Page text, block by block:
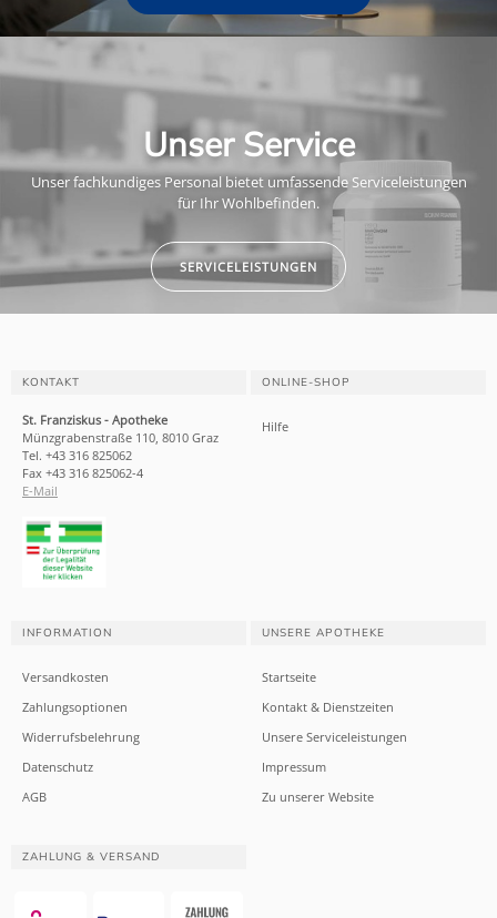
Unser Service
Unser fachkundiges Personal bietet umfassende Serviceleistungen
für Ihr Wohlbefinden.
SERVICELEISTUNGEN
KONTAKT
St. Franziskus - Apotheke
Münzgrabenstraße 110, 8010 Graz
Tel. +43 316 825062
Fax +43 316 825062-4
E-Mail
ONLINE-SHOP
Hilfe
INFORMATION
Versandkosten
Zahlungsoptionen
Widerrufsbelehrung
Datenschutz
AGB
UNSERE APOTHEKE
Startseite
Kontakt & Dienstzeiten
Unsere Serviceleistungen
Impressum
Zu unserer Website
ZAHLUNG & VERSAND